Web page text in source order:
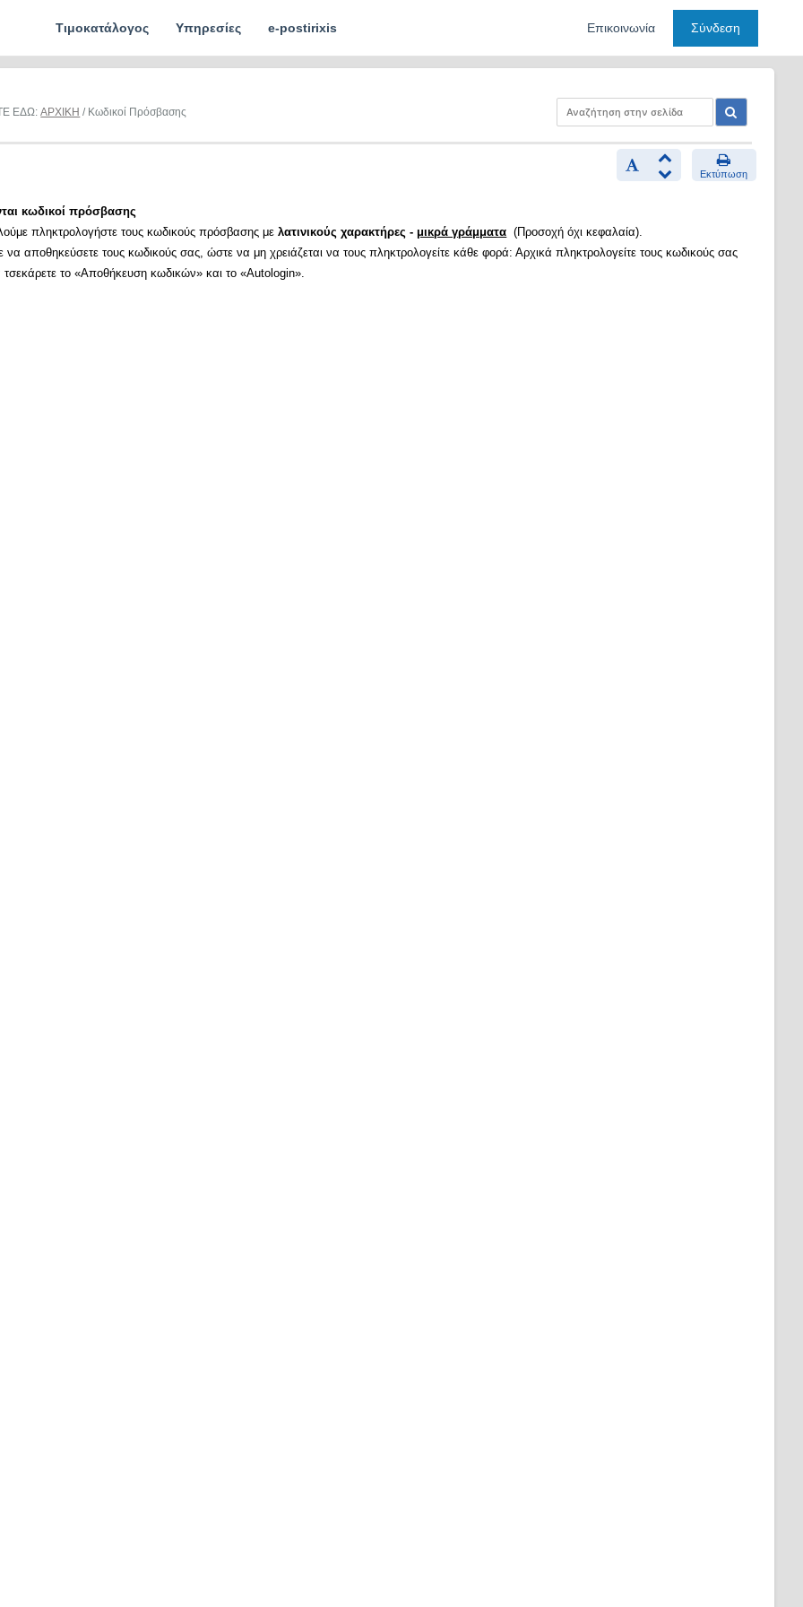
Τιμοκατάλογος Υπηρεσίες e-postirixis Επικοινωνία Σύνδεση
ΕΔΩ:ΑΡΧΙΚΗ / Κωδικοί Πρόσβασης
Εκτύπωση
κωδικοί πρόσβασης
πληκτρολογήστε τους κωδικούς πρόσβασης μελατινικούς χαρακτήρες - μικρά γράμματα (Προσοχή όχι κεφαλαία).
να αποθηκεύσετε τους κωδικούς σας, ώστε να μη χρειάζεται να τους πληκτρολογείτε κάθε φορά: Αρχικά πληκτρολογείτε τους κωδικούς σας
τσεκάρετε το «Αποθήκευση κωδικών» και το «Autologin».